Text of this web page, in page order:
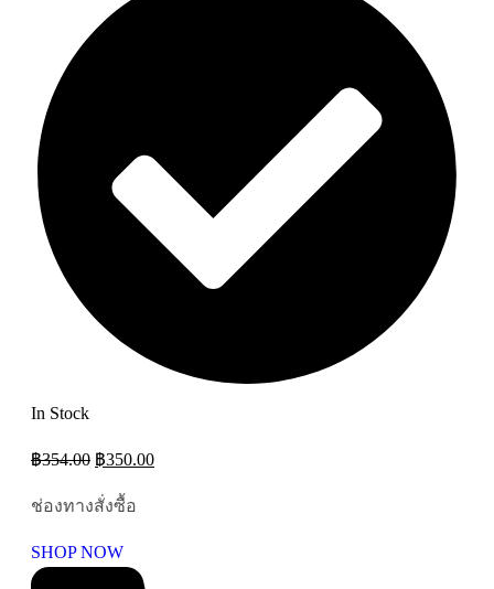
In Stock
฿354.00 ฿350.00
ช่องทางสั่งซื้อ
SHOP NOW